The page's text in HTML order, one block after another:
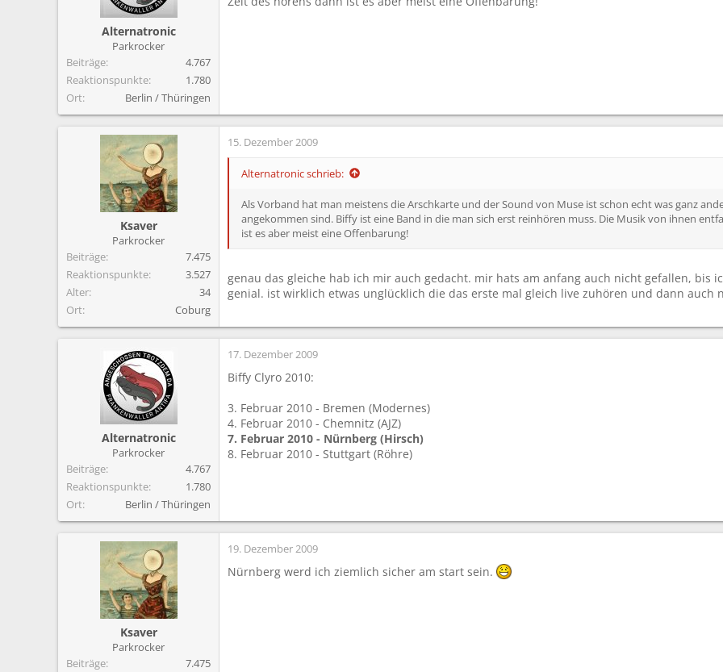
Alternatronic
Parkrocker
Beiträge
4.767
Reaktionspunkte
1.780
Ort
Berlin / Thüringen
Ksaver
Parkrocker
Beiträge
7.475
Reaktionspunkte
3.527
Alter
34
Ort
Coburg
15. Dezember 2009
Alternatronic schrieb:
Als Vorband hat man meistens die Arschkarte und der Sound von Muse ist schon echt was ganz
angekommen sind. Biffy ist eine Band in die man sich erst reinhören muss. Die Musik von ihnen
ist es aber meist eine Offenbarung!
genau das gleiche hab ich mir auch gedacht. mir hats am anfang auch nicht gefallen, bis
genial. ist wirklich etwas unglücklich die das erste mal gleich live zuhören und dann auch
Alternatronic
Parkrocker
Beiträge
4.767
Reaktionspunkte
1.780
Ort
Berlin / Thüringen
17. Dezember 2009
Biffy Clyro 2010:
3. Februar 2010 - Bremen (Modernes)
4. Februar 2010 - Chemnitz (AJZ)
7. Februar 2010 - Nürnberg (Hirsch)
8. Februar 2010 - Stuttgart (Röhre)
Ksaver
Parkrocker
Beiträge
7.475
19. Dezember 2009
Nürnberg werd ich ziemlich sicher am start sein.